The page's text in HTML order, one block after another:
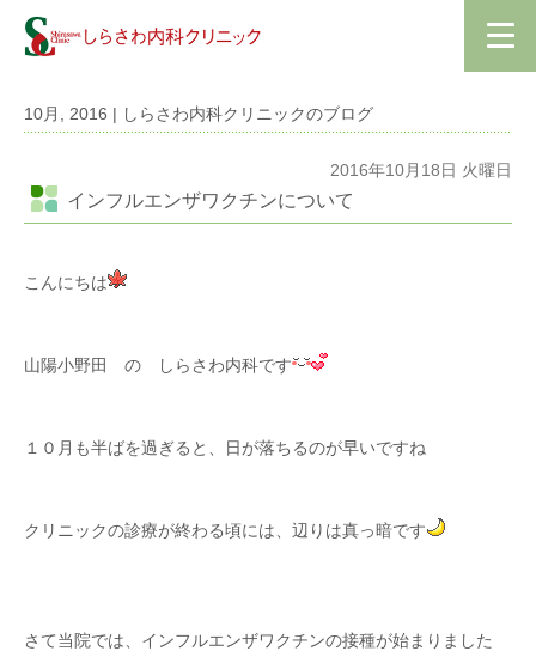
10月, 2016 | しらさわ内科クリニックのブログ
2016年10月18日 火曜日
インフルエンザワクチンについて
こんにちは
山陽小野田 の しらさわ内科です
１０月も半ばを過ぎると、日が落ちるのが早いですね
クリニックの診療が終わる頃には、辺りは真っ暗です
さて当院では、インフルエンザワクチンの接種が始まりました